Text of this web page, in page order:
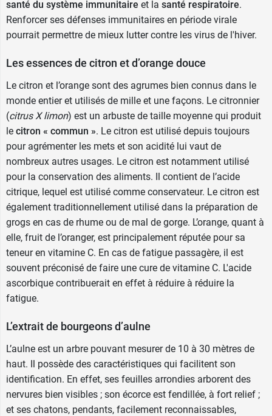
santé du système immunitaire et la santé respiratoire.
Renforcer ses défenses immunitaires en période virale
pourrait permettre de mieux lutter contre les virus de l'hiver.
Les essences de citron et d’orange douce
Le citron et l’orange sont des agrumes bien connus dans le
monde entier et utilisés de mille et une façons. Le citronnier
(citrus X limon) est un arbuste de taille moyenne qui produit
le citron « commun ». Le citron est utilisé depuis toujours
pour agrémenter les mets et son acidité lui vaut de
nombreux autres usages. Le citron est notamment utilisé
pour la conservation des aliments. Il contient de l’acide
citrique, lequel est utilisé comme conservateur. Le citron est
également traditionnellement utilisé dans la préparation de
grogs en cas de rhume ou de mal de gorge. L’orange, quant à
elle, fruit de l’oranger, est principalement réputée pour sa
teneur en vitamine C. En cas de fatigue passagère, il est
souvent préconisé de faire une cure de vitamine C. L'acide
ascorbique contribuerait en effet à réduire à réduire la
fatigue.
L’extrait de bourgeons d’aulne
L’aulne est un arbre pouvant mesurer de 10 à 30 mètres de
haut. Il possède des caractéristiques qui facilitent son
identification. En effet, ses feuilles arrondies arborent des
nervures bien visibles ; son écorce est fendillée, à fort relief ;
et ses chatons, pendants, facilement reconnaissables,